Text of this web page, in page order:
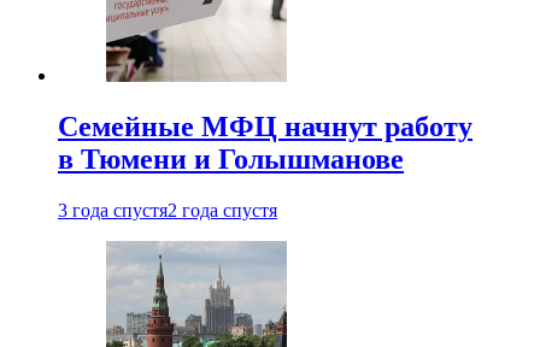
Семейные МФЦ начнут работу
в Тюмени и Голышманове
3 года спустя2 года спустя